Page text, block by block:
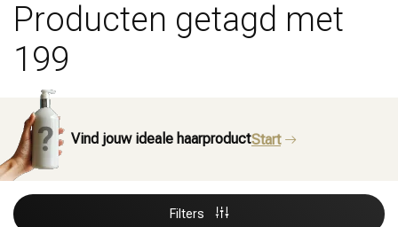
Merken
Producten getagd met
199
Vind jouw ideale haarproductStart
Filters